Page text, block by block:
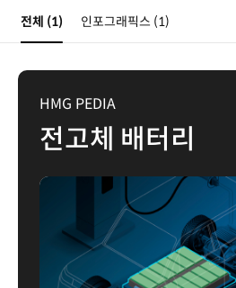
전체 (1) 인포그래픽스 (1)
HMG PEDIA
전고체 배터리